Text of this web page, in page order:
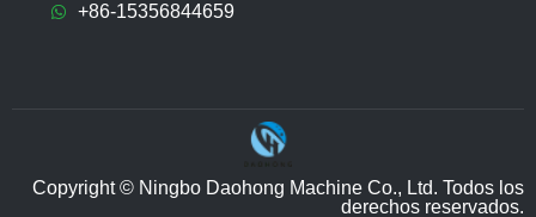
+86-15356844659
Copyright © Ningbo Daohong Machine Co., Ltd. Todos los
derechos reservados.